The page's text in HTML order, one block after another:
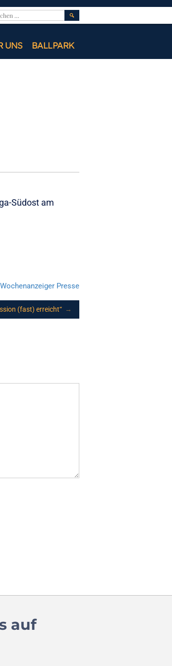
UNS BALLPARK
SUCHEN
Südost am
Presse
(fast) erreicht“ →
auf